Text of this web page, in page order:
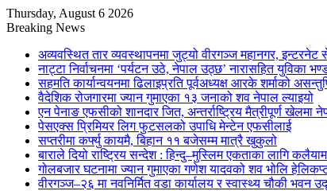
Thursday, August 6 2026
Breaking News
अव्यवस्थित तार व्यवस्थापनमा जुट्यो वीरगञ्ज महानगर,
नाट्टा निर्वाचनमा ‘पर्यटन उठे, नेपाल उठ्छ’ नारासहित युविका
सहमति कार्यान्वयनमा ढिलाइप्रति पूर्वअध्यक्ष आरके शर्माको
वैदेशिक रोजगारमा ज्यान गुमाएका १३ जनाको शव नेपाल ल्याइयो
एन पेनाङ एफसीको शानदार जित, अन्तर्राष्ट्रिय मैत्रीपूर्ण खेलमा
पेसएक्स प्रिमियर लिग फुटसलको उपाधि मेन्टेन एफसीलाई
सप्तरीमा कर्फ्यु कायमै, बिहान ११ बजेसम्म मात्रै खुकुलो
बाराले दियो राष्ट्रिय सन्देश : हिन्दु–मुस्लिम एकताका लागि
गोलबजार घटनामा ज्यान गुमाएका गणेश यादवको शव भोलि
वीरगञ्ज–२६ मा नवनिर्मित वडा कार्यालय र स्वास्थ्य चौकी भवन